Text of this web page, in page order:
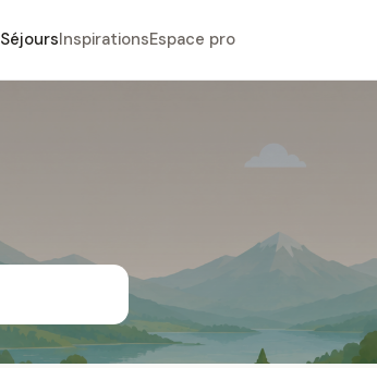
SéjoursInspirationsEspace pro